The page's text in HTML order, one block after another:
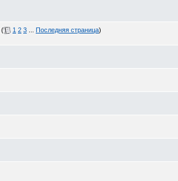
( 1 2 3 Последняя страница)